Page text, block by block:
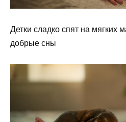
Детки сладко спят на мягких
добрые сны